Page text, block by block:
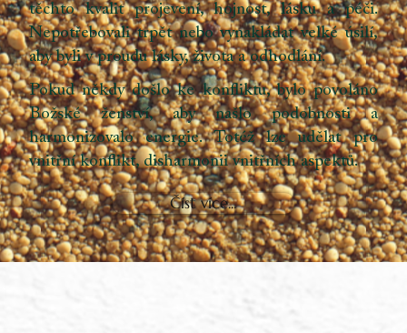
těchto kvalit projevení, hojnost, lásku a péči.
Nepotřebovali trpět nebo vynakládat velké úsilí,
aby byli v proudu lásky, života a odhodlání.
Pokud někdy došlo ke konfliktu, bylo povoláno
Božské ženství, aby našlo podobnosti a
harmonizovalo energie. Totéž lze udělat pro
vnitřní konflikt, disharmonii vnitřních aspektů.
Číst více...